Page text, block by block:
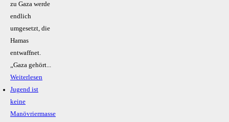
zu Gaza werde
endlich
umgesetzt, die
Hamas
entwaffnet.
„Gaza gehört...
Weiterlesen
Jugend ist
keine
Manövriermasse